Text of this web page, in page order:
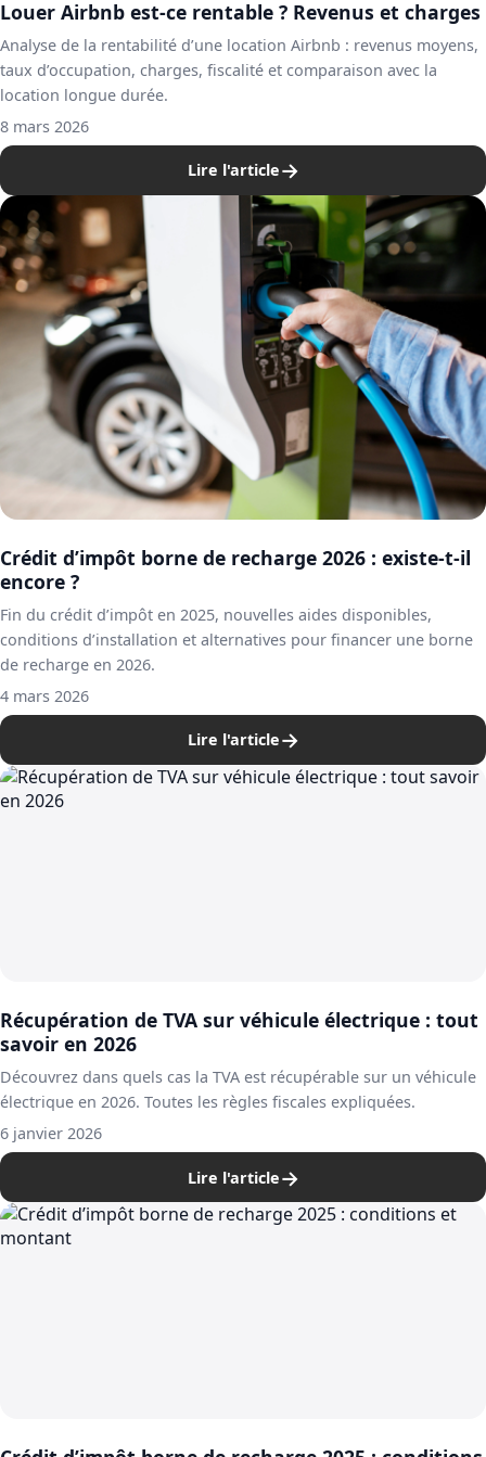
Louer Airbnb est-ce rentable ? Revenus et charges
Analyse de la rentabilité d’une location Airbnb : revenus moyens,
taux d’occupation, charges, fiscalité et comparaison avec la
location longue durée.
8 mars 2026
Lire l'article→
Crédit d’impôt borne de recharge 2026 : existe-t-il
encore ?
Fin du crédit d’impôt en 2025, nouvelles aides disponibles,
conditions d’installation et alternatives pour financer une borne
de recharge en 2026.
4 mars 2026
Lire l'article→
Récupération de TVA sur véhicule électrique : tout
savoir en 2026
Découvrez dans quels cas la TVA est récupérable sur un véhicule
électrique en 2026. Toutes les règles fiscales expliquées.
6 janvier 2026
Lire l'article→